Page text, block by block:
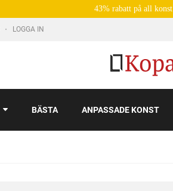
43% rabatt på all konst
LOGGA IN
BÄSTA ANPASSADE KONST